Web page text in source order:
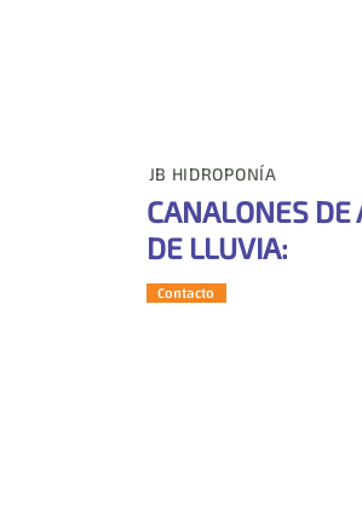
JB HIDROPONÍA
CANALONES DE
DE LLUVIA:
Contacto